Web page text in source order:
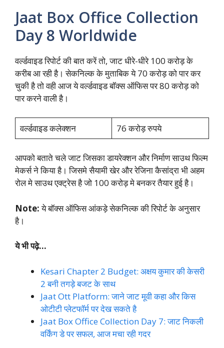
Jaat Box Office Collection
Day 8 Worldwide
वर्ल्डवाइड रिपोर्ट की बात करें तो, जाट धीरे-धीरे 100 करोड़ के
करीब आ रही है। सेकनिल्क के मुताबिक ये 70 करोड़ को पार कर
चुकी है तो वही आज ये वर्ल्डवाइड बॉक्स ऑफिस पर 80 करोड़ को
पार करने वाली है।
वर्ल्डवाइड कलेक्शन 76 करोड़ रुपये
आपको बताते चले जाट जिसका डायरेक्शन और निर्माण साउथ फिल्म
मेकर्स ने किया है। जिसमे सैयामी खेर और रेजिना कैसांद्रा भी अहम
रोल मे साउथ एक्ट्रेस है जो 100 करोड़ मे बनकर तैयार हुई है।
Note:ये बॉक्स ऑफिस आंकड़े सेकनिल्क की रिपोर्ट के अनुसार
है।
ये भी पढ़े…
Kesari Chapter 2 Budget: अक्षय कुमार की केसरी
2 बनी तगड़े बजट के साथ
Jaat Ott Platform: जाने जाट मूवी कहा और किस
ओटीटी प्लेटफॉर्म पर देख सकते है
Jaat Box Office Collection Day 7: जाट निकली
वर्किंग डे पर सफल, आज मचा रही गदर